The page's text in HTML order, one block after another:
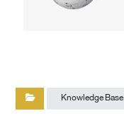
Knowledge Base